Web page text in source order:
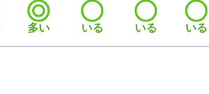
多い いる いる いる